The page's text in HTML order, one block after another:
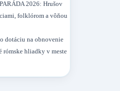
2026: Hrušov
folklórom a vôňou
dotáciu na obnovenie
rómske hliadky v meste